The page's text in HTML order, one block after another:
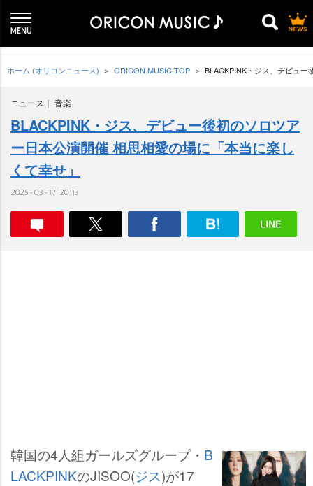
ホーム (オリコンニュース) ORICON MUSIC TOP BLACKPINK・ジス、デビュ
ニュース 音楽
BLACKPINK・ジス、デビュー後初のソロツア
ー日本公演開催 相思相愛の場に「本当に楽し
くて幸せ」
2025-03-17 20:13
韓国の4人組ガールズグループ・ B
LACKPINKのJISOO(ジス)が17